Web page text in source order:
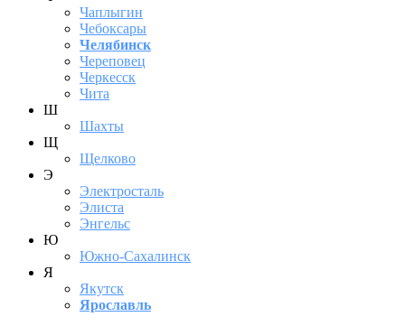
Чаплыгин
Чебоксары
Челябинск
Череповец
Черкесск
Чита
Ш
Шахты
Щ
Щелково
Э
Электросталь
Элиста
Энгельс
Ю
Южно-Сахалинск
Я
Якутск
Ярославль